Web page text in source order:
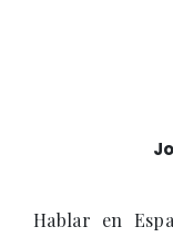
Hablar en